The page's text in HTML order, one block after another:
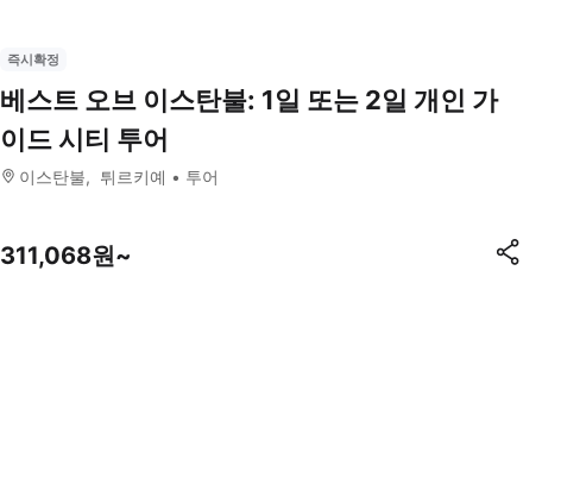
즉시확정
베스트 오브 이스탄불: 1일 또는 2일 개인 가
이드 시티 투어
이스탄불 튀르키예 투어
311,068원~